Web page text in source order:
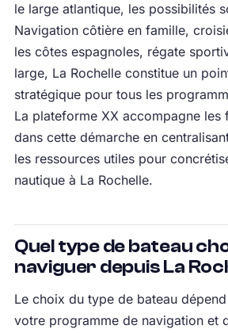
le large atlantique, les possibilités
Navigation côtière en famille,
les côtes espagnoles, régate
large, La Rochelle constitue un
stratégique pour tous les
La plateforme XX accompagne les
dans cette démarche en
les ressources utiles pour
nautique à La Rochelle.
Quel type de bateau
naviguer depuis La
Le choix du type de bateau
votre programme de navigation et